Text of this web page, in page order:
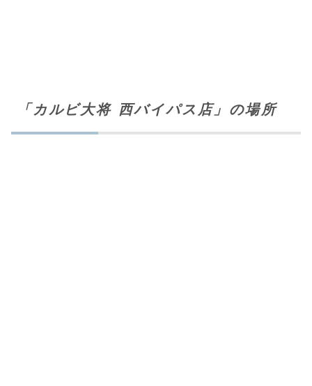
「カルビ大将 西バイパス店」の場所